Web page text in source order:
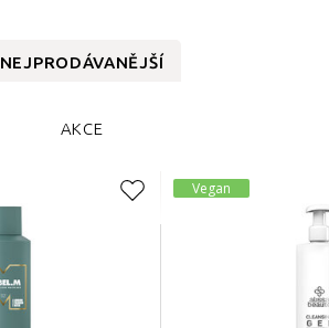
NEJPRODÁVANĚJŠÍ
AKCE
Vegan